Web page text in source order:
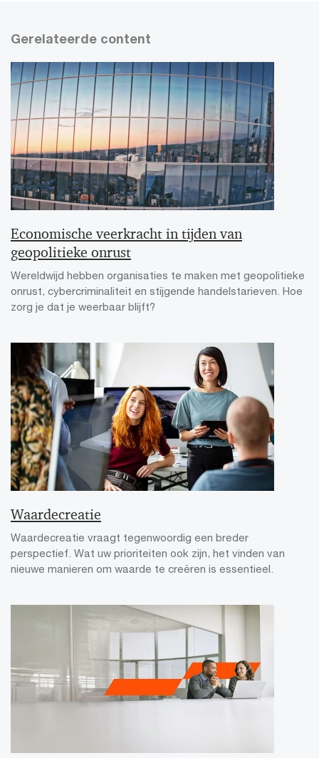
Gerelateerde content
Economische veerkracht in tijden van
geopolitieke onrust
Wereldwijd hebben organisaties te maken met geopolitieke
onrust, cybercriminaliteit en stijgende handelstarieven. Hoe
zorg je dat je weerbaar blijft?
Waardecreatie
Waardecreatie vraagt tegenwoordig een breder
perspectief. Wat uw prioriteiten ook zijn, het vinden van
nieuwe manieren om waarde te creëren is essentieel.